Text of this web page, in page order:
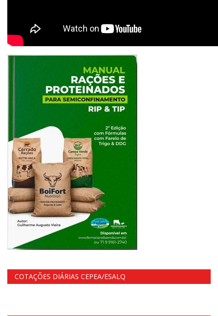
COTAÇÕES DIÁRIAS CEPEA/ESALQ